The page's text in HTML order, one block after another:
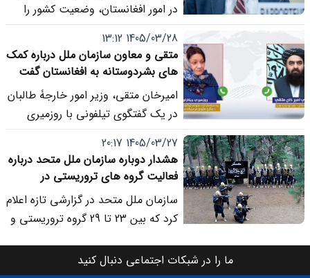
در امور افغانستان، وضعیت کشور را
«خطرناک» توصیف کرده و از اتحادیه
اروپا و کشورهای عضو خواسته است از
بازگرداندن اجباری پناهجویان
افغانستانی خودداری کنند.
1405/03/28 13:12
متقی و معاون سازمان ملل دربارۀ کمک
های بشردوستانه به افغانستان گفت
وگو کردند
امیرخان متقی، وزیر امور خارجۀ طالبان
در یک گفتگوی تیلفونی با روزمیری
دیکارلو، معاون سرمنشی سازمان ملل
در امور سیاسی و صلح صحبت کرده
است.
1405/03/27 20:17
هشدار دوباره سازمان ملل متحد درباره
فعالیت گروه های تروریستی در
افغانستان
سازمان ملل متحد در گزارشی تازه اعلام
کرد که بین 23 تا 29 گروه تروریستی و
که تهدیدی جدی برای امنیت
ما را در شبکات اجتماعی دنبال کنید